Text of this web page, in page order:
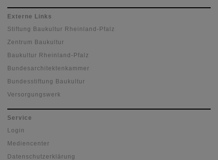
Externe Links
Stiftung Baukultur Rheinland-Pfalz
Zentrum Baukultur
Baukultur Rheinland-Pfalz
Bundesarchitektenkammer
Bundesstiftung Baukultur
Versorgungswerk
Service
Login
Mediencenter
Datenschutzerklärung